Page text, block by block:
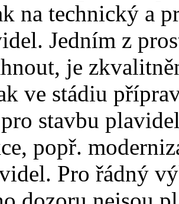
na technický a
Jedním z
je
ve stádiu
stavbu
popř.
Pro řádný